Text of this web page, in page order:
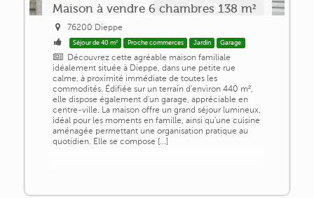
Maison à vendre 6 chambres 138 m²
76200 Dieppe
Séjour de 40 m² Proche commerces Jardin Garage
Découvrez cette agréable maison familiale
idéalement située à Dieppe, dans une petite rue
calme, à proximité immédiate de toutes les
commodités. Édifiée sur un terrain d'environ 440 m²,
elle dispose également d'un garage, appréciable en
centre-ville. La maison offre un grand séjour lumineux,
idéal pour les moments en famille, ainsi qu'une cuisine
aménagée permettant une organisation pratique au
quotidien. Elle se compose [...]